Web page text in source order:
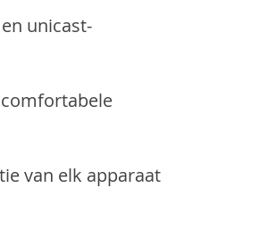
unicast-
van elk apparaat